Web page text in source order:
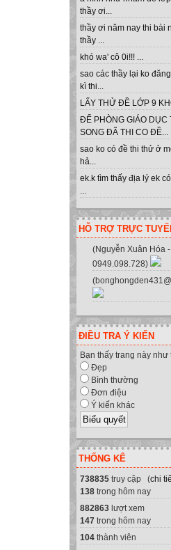
thầy ơi...
thầy ơi năm nay thi bài
thầy ...
khó wa' cô 0i!!! ...
sao các thầy lại ko
kì thi...
LẤY THỬ ĐỀ LỚP 9
ĐỂ PHÒNG GIÁO DỤC
SONG ĐÃ THI CO ĐỀ...
sao ko có đề thi thử ở
hả...
ek.k tìm thấy địa lý ek
...
HỖ TRỢ TRỰC
(Nguyễn Xuân Hóa -
0949.098.728)
ĐIỀU TRA Ý KIẾN
Bạn thấy trang này như
Đẹp
Bình thường
Đơn điệu
Ý kiến khác
THỐNG KÊ
738835 truy cập (chi
138 trong hôm nay
882863 lượt xem
147 trong hôm nay
104 thành viên